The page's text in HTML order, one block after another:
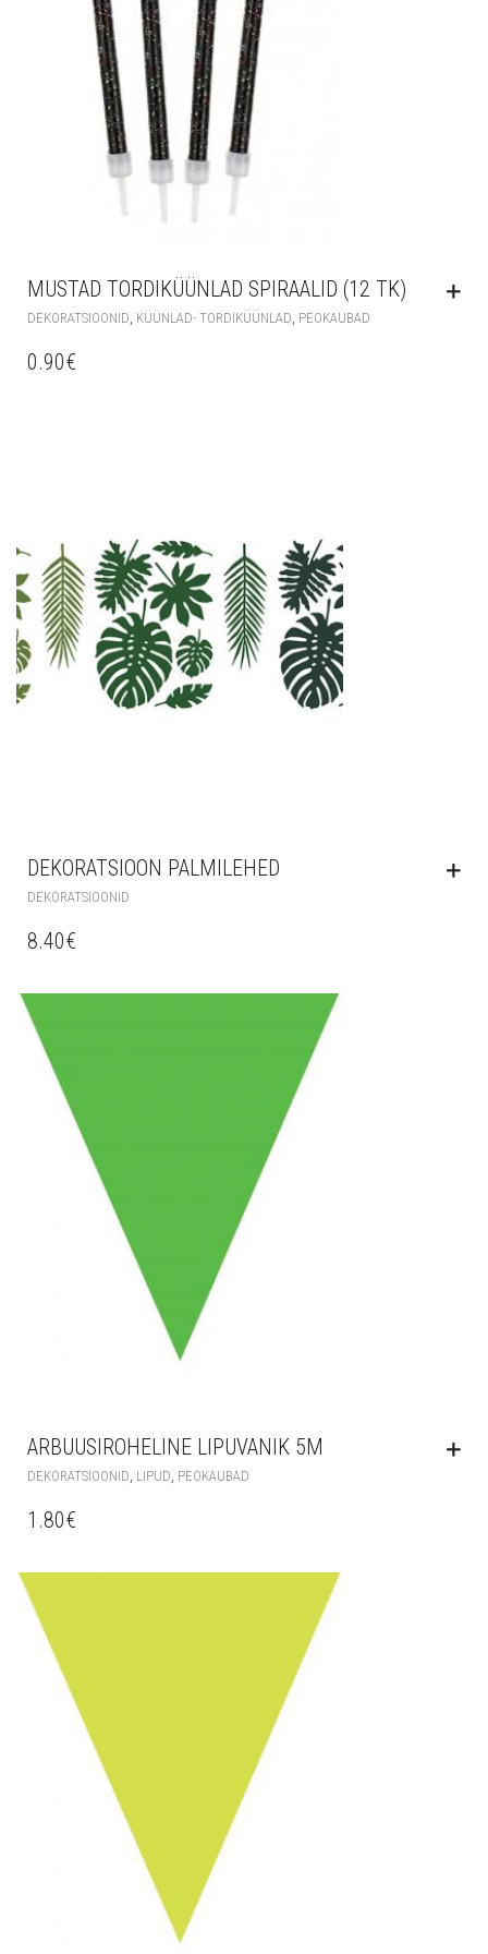
MUSTAD TORDIKÜÜNLAD SPIRAALID (12 TK)
DEKORATSIOONID, KÜÜNLAD- TORDIKÜÜNLAD, PEOKAUBAD
0.90€
DEKORATSIOON PALMILEHED
DEKORATSIOONID
8.40€
ARBUUSIROHELINE LIPUVANIK 5M
DEKORATSIOONID LIPUD PEOKAUBAD
1.80€